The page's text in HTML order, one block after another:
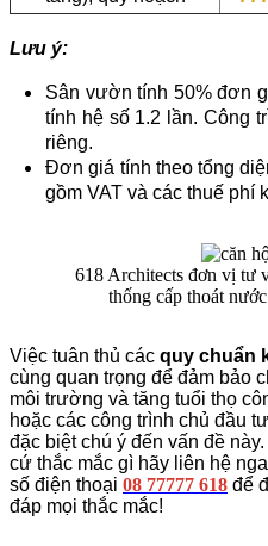
Lưu ý:
Sân vườn tính 50% đơn
tính hệ số 1.2 lần. Công
riêng.
Đơn giá tính theo tổng
gồm VAT và các thuế phí
618 Architects đơn vị tư
thống cấp thoát
Việc tuân thủ các quy chuẩn
cùng quan trọng để đảm bảo
môi trường và tăng tuổi thọ
hoặc các công trình chủ đầu
đặc biệt chú ý đến vấn đề
cứ thắc mắc gì hãy liên hệ
số điện thoại 08 77777 618 để
đáp mọi thắc mắc!